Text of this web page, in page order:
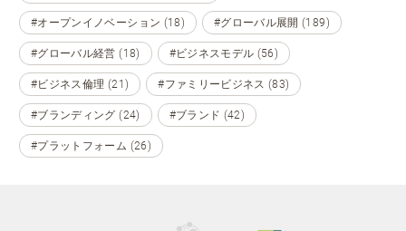
#オープンイノベーション (18) #グローバル展開 (189)
#グローバル経営 (18) #ビジネスモデル (56)
#ビジネス倫理 (21) #ファミリービジネス (83)
#ブランディング (24) #ブランド (42)
#プラットフォーム (26)